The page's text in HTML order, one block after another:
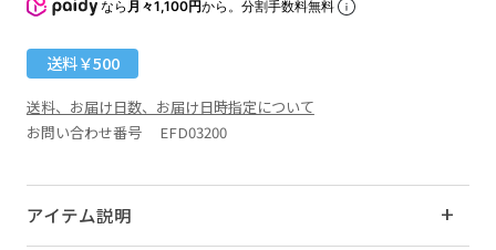
なら 月々1,100円から。分割手数料無料
送料￥500
送料、お届け日数、お届け日時指定について
お問い合わせ番号 EFD03200
アイテム説明